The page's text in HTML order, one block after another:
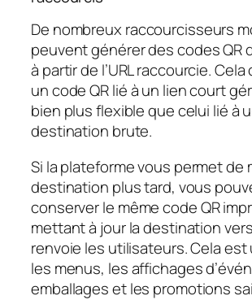
De nombreux raccourcisseurs
peuvent générer des codes QR
à partir de l’URL raccourcie.
un code QR lié à un lien court
bien plus flexible que celui lié à
destination brute.
Si la plateforme vous permet de
destination plus tard, vous
conserver le même code QR
mettant à jour la destination
renvoie les utilisateurs. Cela
les menus, les affichages
emballages et les promotions